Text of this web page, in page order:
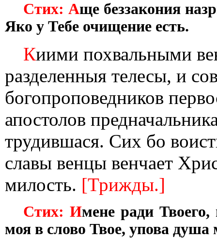
Стих: Аще беззакония
Яко у Тебе очищение есть.
Киими похвальными
разделенныя телесы, и
богопроповедников
апостолов
трудившася. Сих бо
славы венцы венчает
милость. [Трижды.]
Стих: Имене ради
моя в слово Твое, упова душа